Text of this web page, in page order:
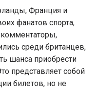
Франция и
фанатов спорта,
среди британцев,
шанса приобрести
представляет собой
билетов, но не